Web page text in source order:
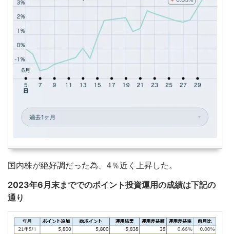
国内株が絶好調だった為、4％近く上昇した。
2023年6月末まででのポイント投資運用の成績は下記の
通り